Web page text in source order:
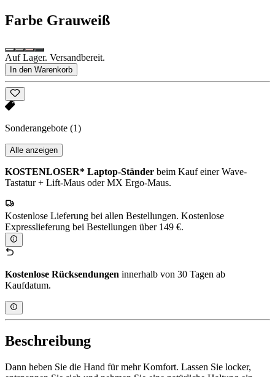
Farbe Grauweiß
Auf Lager. Versandbereit.
In den Warenkorb
Sonderangebote (1)
Alle anzeigen
KOSTENLOSER* Laptop-Ständer beim Kauf einer Wave-
Tastatur + Lift-Maus oder MX Ergo-Maus.
Kostenlose Lieferung bei allen Bestellungen. Kostenlose
Expresslieferung bei Bestellungen über 149 €.
Kostenlose Rücksendungen innerhalb von 30 Tagen ab
Kaufdatum.
Beschreibung
Dann heben Sie die Hand für mehr Komfort. Lassen Sie locker,